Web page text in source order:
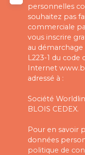
personnelles
souhaitez pas
commerciale
vous inscrire
au
L223-1 du
Internet
adressé à :
Société
BLOIS CEDEX.
Pour en savoir
données
politique de